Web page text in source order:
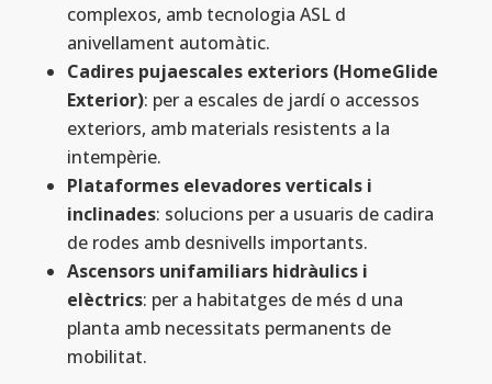
complexos, amb tecnologia ASL d
anivellament automàtic.
Cadires pujaescales exteriors (HomeGlide
Exterior): per a escales de jardí o accessos
exteriors, amb materials resistents a la
intempèrie.
Plataformes elevadores verticals i
inclinades: solucions per a usuaris de cadira
de rodes amb desnivells importants.
Ascensors unifamiliars hidràulics i
elèctrics: per a habitatges de més d una
planta amb necessitats permanents de
mobilitat.